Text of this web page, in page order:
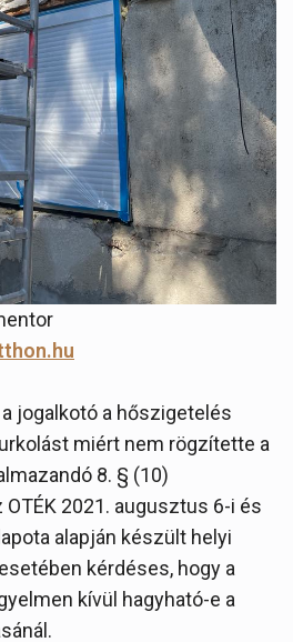
jogalkotó a hőszigetelés
miért nem rögzítette a
8. § (10)
2021. augusztus 6-i és
alapján készült helyi
kérdéses, hogy a
kívül hagyható-e a